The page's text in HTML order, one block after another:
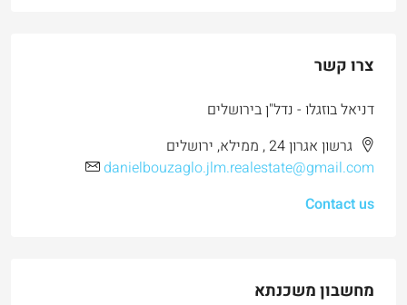
צרו קשר
דניאל בוזגלו - נדל"ן בירושלים
גרשון אגרון 24 , ממילא, ירושלים
danielbouzaglo.jlm.realestate@gmail.com
Contact us
מחשבון משכנתא